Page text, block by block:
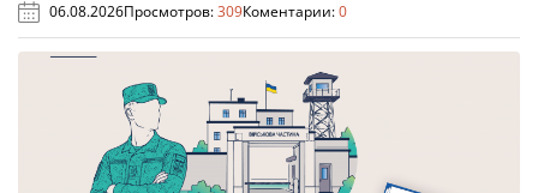
06.08.2026Просмотров:309Коментарии:0